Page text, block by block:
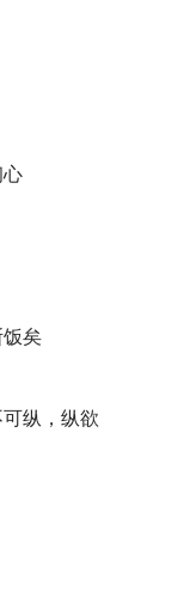
心
饭矣
纵，纵欲